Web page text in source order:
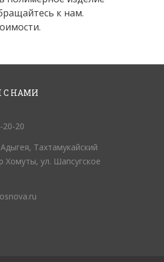
к нам.
С НАМИ
20-20
Тахтамукайский
Хомуты, ул. Шапсугское